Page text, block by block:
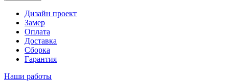
Дизайн проект
Замер
Оплата
Доставка
Сборка
Гарантия
Наши работы